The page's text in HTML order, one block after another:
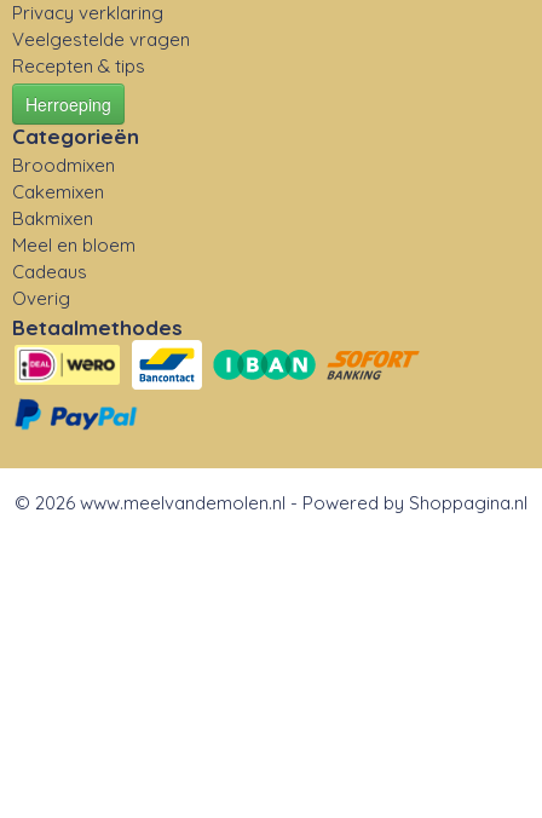
Privacy verklaring
Veelgestelde vragen
Recepten & tips
Herroeping
Categorieën
Broodmixen
Cakemixen
Bakmixen
Meel en bloem
Cadeaus
Overig
Betaalmethodes
© 2026 www.meelvandemolen.nl - Powered by Shoppagina.nl